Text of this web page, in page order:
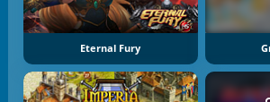
Eternal Fury